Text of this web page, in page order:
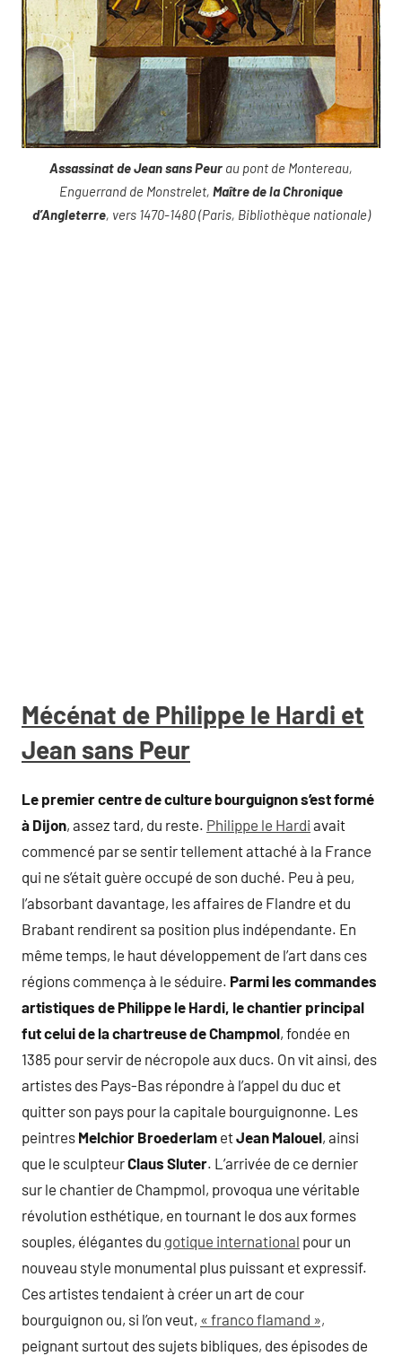
Assassinat de Jean sans Peur au pont de Montereau,
Enguerrand de Monstrelet, Maître de la Chronique
d’Angleterre, vers 1470-1480 (Paris, Bibliothèque nationale)
Mécénat de Philippe le Hardi et
Jean sans Peur
Le premier centre de culture bourguignon s’est formé
à Dijon, assez tard, du reste. Philippe le Hardi avait
commencé par se sentir tellement attaché à la France
qui ne s’était guère occupé de son duché. Peu à peu,
l’absorbant davantage, les affaires de Flandre et du
Brabant rendirent sa position plus indépendante. En
même temps, le haut développement de l’art dans ces
régions commença à le séduire. Parmi les commandes
artistiques de Philippe le Hardi, le chantier principal
fut celui de la chartreuse de Champmol, fondée en
1385 pour servir de nécropole aux ducs. On vit ainsi, des
artistes des Pays-Bas répondre à l’appel du duc et
quitter son pays pour la capitale bourguignonne. Les
peintres Melchior Broederlam etJean Malouel, ainsi
que le sculpteurClaus Sluter. L’arrivée de ce dernier
sur le chantier de Champmol, provoqua une véritable
révolution esthétique, en tournant le dos aux formes
souples, élégantes du gotique international pour un
nouveau style monumental plus puissant et expressif.
Ces artistes tendaient à créer un art de cour
bourguignon ou, si l’on veut, « franco flamand »,
peignant surtout des sujets bibliques, des épisodes de